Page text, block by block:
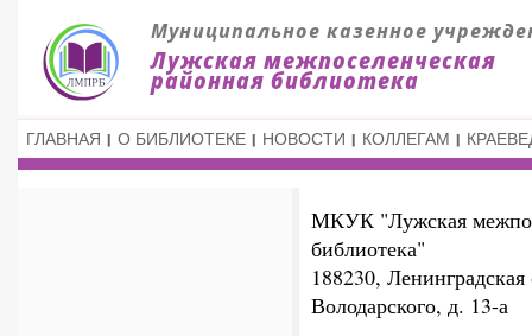
ГЛАВНАЯ О БИБЛИОТЕКЕ НОВОСТИ КОЛЛЕГАМ
МКУК "Лужская
библиотека"
188230,
Володарского, д. 13-а